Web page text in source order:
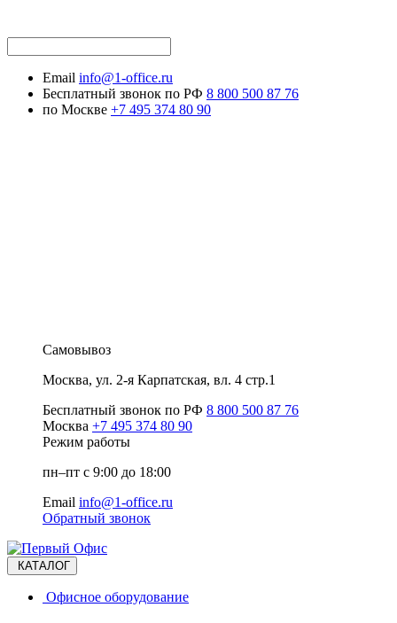
Email info@1-office.ru
Бесплатный звонок по РФ 8 800 500 87 76
по Москве +7 495 374 80 90
Самовывоз
Москва, ул. 2-я Карпатская, вл. 4 стр.1
Бесплатный звонок по РФ 8 800 500 87 76
Москва +7 495 374 80 90
Режим работы
пн–пт с 9:00 до 18:00
Email info@1-office.ru
Обратный звонок
КАТАЛОГ
Офисное оборудование